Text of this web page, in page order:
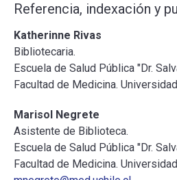
Referencia, indexación y
Katherinne Rivas
Bibliotecaria.
Escuela de Salud Pública "Dr.
Facultad de Medicina.
Marisol Negrete
Asistente de Biblioteca.
Escuela de Salud Pública "Dr.
Facultad de Medicina.